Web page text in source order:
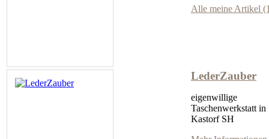
Alle meine Artikel
LederZauber
eigenwillige
Taschenwerkstatt in
Kastorf SH